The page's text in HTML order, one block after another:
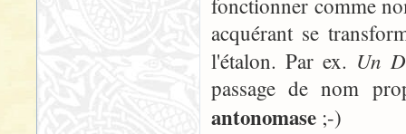
fonctionner comme
acquérant se
l'étalon. Par ex. Un
passage de nom
antonomase ;-)